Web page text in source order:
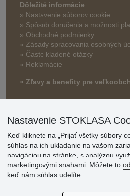
Dôležité informácie
» Nastavenie súborov cookie
» Spôsob doručenia a možnosti
» Obchodné podmienky
» Zásady spracovania osobných
» Často kladené otázky
» Reklamácie
» Zľavy a benefity pre
Hodnotenia
Nastavenie STOKLASA
Keď kliknete na „Prijať všetky súbory
súhlas na ich ukladanie na vašom
navigáciou na stránke, s analýzou
marketingovými snahami. Môžete to
keď nám súhlas udelíte.